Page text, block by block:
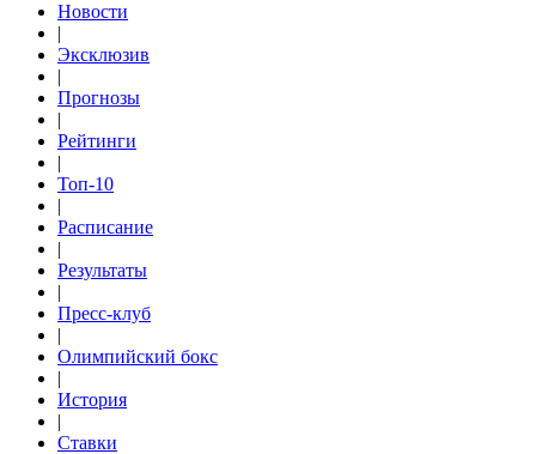
Новости
|
Эксклюзив
|
Прогнозы
|
Рейтинги
|
Топ-10
|
Расписание
|
Результаты
|
Пресс-клуб
|
Олимпийский бокс
|
История
|
Ставки